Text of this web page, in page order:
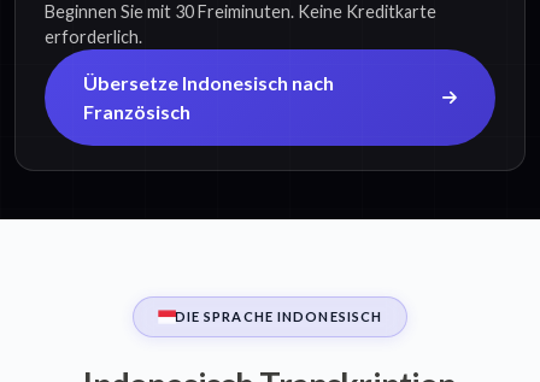
Beginnen Sie mit 30 Freiminuten. Keine Kreditkarte
erforderlich.
Übersetze Indonesisch nach
Französisch
DIE SPRACHE INDONESISCH